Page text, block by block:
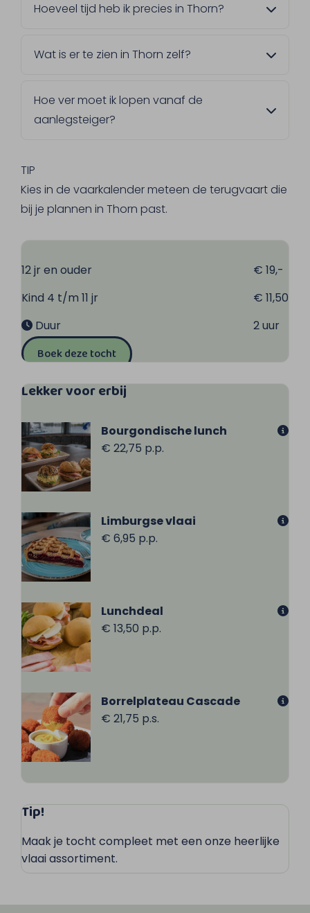
Hoeveel tijd heb ik precies in Thorn?
een terugvaart die bij jouw plannen past,
lunch in Thorn.
Wat is er te zien in Thorn zelf?
waarvan het oudste gedeelte uit de 10e
eeuw stamt. Ook een wandeling in het
Hoe ver moet ik lopen vanaf de
aanlegsteiger?
ongeveer 10 minuten lopen van de steiger.
Je hebt dus geen lange wandeling nodig
om het stadje te bereiken.
TIP
Kies in de vaarkalender meteen de terugvaart die
bij je plannen in Thorn past.
12 jr en ouder
€ 19,-
Kind 4 t/m 11 jr
€ 11,50
Duur
2 uur
Boek deze tocht
Lekker voor erbij
Bourgondische lunch
€ 22,75 p.p.
Limburgse vlaai
€ 6,95 p.p.
Lunchdeal
€ 13,50 p.p.
Borrelplateau Cascade
€ 21,75 p.s.
Tip!
Maak je tocht compleet met een onze heerlijke
vlaai assortiment.